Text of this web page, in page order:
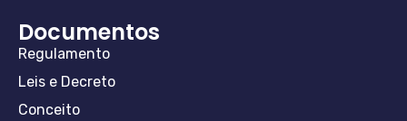
Documentos
Regulamento
Leis e Decreto
Conceito